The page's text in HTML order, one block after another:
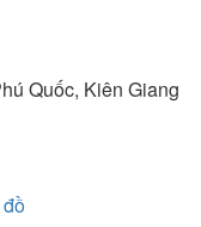
Quốc, Kiên Giang